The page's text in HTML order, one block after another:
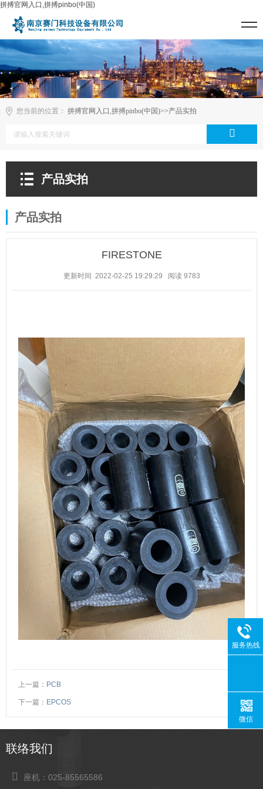
拼搏官网入口,拼搏pinbo(中国)
您当前的位置： 拼搏官网入口,拼搏pinbo(中国)>>产品实拍
产品实拍
产品实拍
FIRESTONE
更新时间 2022-02-25 19:29:29 阅读 9783
上一篇： PCB
下一篇： EPCOS
联络我们
座机：025-85565586
服务热线
微信